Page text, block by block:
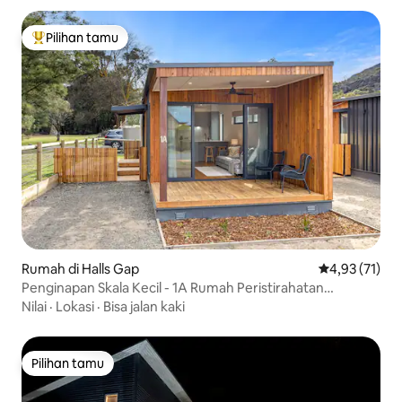
Pilihan tamu terpopuler
Pilihan tamu
Rumah di Halls Gap Nilai rata-
4,93 (71)
Penginapan Skala Kecil - 1A Rumah Peristirahatan
Pasangan
Nilai · Lokasi · Bisa jalan kaki
Pilihan tamu
Pilihan tamu